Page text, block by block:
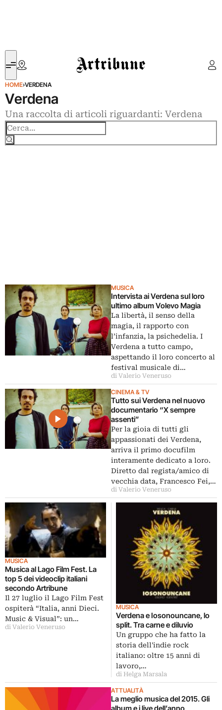
Artribune
HOME›VERDENA
Verdena
Una raccolta di articoli riguardanti: Verdena
MUSICA
Intervista ai Verdena sul loro
ultimo album Volevo Magia
La libertà, il senso della
magia, il rapporto con
l’infanzia, la psichedelia. I
Verdena a tutto campo,
aspettando il loro concerto al
festival musicale di…
di Valerio Veneruso
CINEMA & TV
Tutto sui Verdena nel nuovo
documentario “X sempre
assenti”
Per la gioia di tutti gli
appassionati dei Verdena,
arriva il primo docufilm
interamente dedicato a loro.
Diretto dal regista/amico di
vecchia data, Francesco Fei,…
di Valerio Veneruso
MUSICA
Musica al Lago Film Fest. La
top 5 dei videoclip italiani
secondo Artribune
Il 27 luglio il Lago Film Fest
ospiterà “Italia, anni Dieci.
Music & Visual”: un…
di Valerio Veneruso
MUSICA
Verdena e Iosonouncane, lo
split. Tra carne e diluvio
Un gruppo che ha fatto la
storia dell'indie rock
italiano: oltre 15 anni di
lavoro,…
di Helga Marsala
ATTUALITÀ
La meglio musica del 2015. Gli